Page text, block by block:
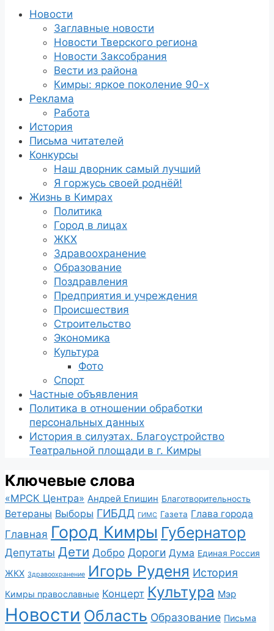
Новости
Заглавные новости
Новости Тверского региона
Новости Заксобрания
Вести из района
Кимры: яркое поколение 90-х
Реклама
Работа
История
Письма читателей
Конкурсы
Наш дворник самый лучший
Я горжусь своей роднёй!
Жизнь в Кимрах
Политика
Город в лицах
ЖКХ
Здравоохранение
Образование
Поздравления
Предприятия и учреждения
Происшествия
Строительство
Экономика
Культура
Фото
Спорт
Частные объявления
Политика в отношении обработки
персональных данных
История в силуэтах. Благоустройство
Театральной площади в г. Кимры
Ключевые слова
«МРСК Центра» Андрей Епишин Благотворительность
Ветераны Выборы ГИБДД ГИМС Газета Глава города
Главная Город Кимры Губернатор
Депутаты Дети Добро Дороги Дума Единая Россия
ЖКХ Здравоохранение Игорь Руденя История
Кимры православные Концерт Культура Мэр
Новости Область Образование Письма